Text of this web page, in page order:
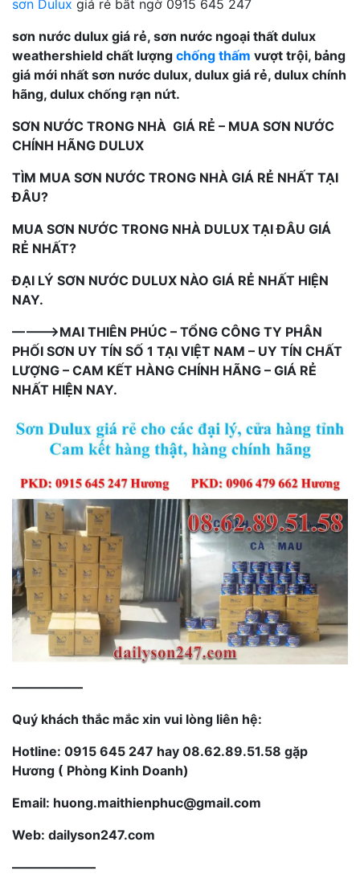
sơn Dulux giá rẻ bất ngờ 0915 645 247
sơn nước dulux giá rẻ, sơn nước ngoại thất dulux
weathershield chất lượng chống thấm vượt trội, bảng
giá mới nhất sơn nước dulux, dulux giá rẻ, dulux chính
hãng, dulux chống rạn nứt.
SƠN NƯỚC TRONG NHÀ GIÁ RẺ – MUA SƠN NƯỚC
CHÍNH HÃNG DULUX
TÌM MUA SƠN NƯỚC TRONG NHÀ GIÁ RẺ NHẤT TẠI
ĐÂU?
MUA SƠN NƯỚC TRONG NHÀ DULUX TẠI ĐÂU GIÁ
RẺ NHẤT?
ĐẠI LÝ SƠN NƯỚC DULUX NÀO GIÁ RẺ NHẤT HIỆN
NAY.
———–>MAI THIÊN PHÚC – TỔNG CÔNG TY PHÂN
PHỐI SƠN UY TÍN SỐ 1 TẠI VIỆT NAM – UY TÍN CHẤT
LƯỢNG – CAM KẾT HÀNG CHÍNH HÃNG – GIÁ RẺ
NHẤT HIỆN NAY.
—————–
Quý khách thắc mắc xin vui lòng liên hệ:
Hotline: 0915 645 247 hay 08.62.89.51.58 gặp
Hương ( Phòng Kinh Doanh)
Email: huong.maithienphuc@gmail.com
Web: dailyson247.com
——————–